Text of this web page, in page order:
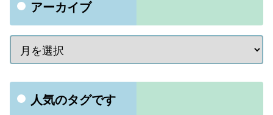
アーカイブ
人気のタグです